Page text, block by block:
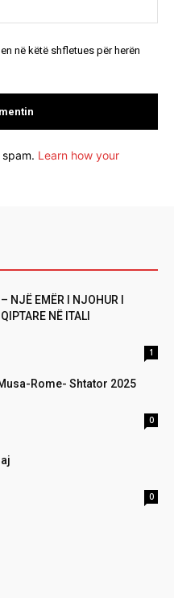
në këtë shfletues për herën
Learn how your
NJË EMËR I NJOHUR I
NË ITALI
1
Rome- Shtator 2025
0
0